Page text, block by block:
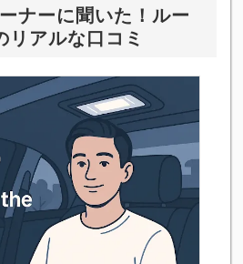
ナーに聞いた！ルー
リアルな口コミ